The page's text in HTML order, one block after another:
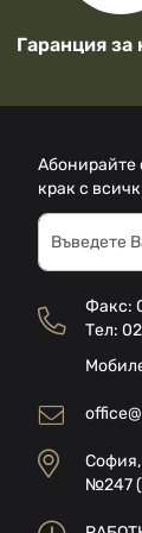
Гаранция за
Абонирайте
крак с
Абонирай
се
за
е-
бюлетин:
Факс:
Тел:
София,
№247